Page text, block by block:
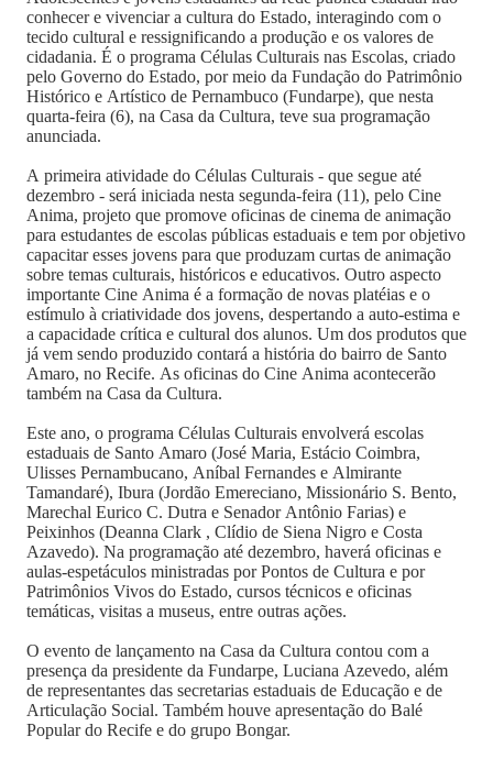
conhecer e vivenciar a cultura do Estado, interagindo com o
tecido cultural e ressignificando a produção e os valores de
cidadania. É o programa Células Culturais nas Escolas, criado
pelo Governo do Estado, por meio da Fundação do Patrimônio
Histórico e Artístico de Pernambuco (Fundarpe), que nesta
quarta-feira (6), na Casa da Cultura, teve sua programação
anunciada.
A primeira atividade do Células Culturais - que segue até
dezembro - será iniciada nesta segunda-feira (11), pelo Cine
Anima, projeto que promove oficinas de cinema de animação
para estudantes de escolas públicas estaduais e tem por objetivo
capacitar esses jovens para que produzam curtas de animação
sobre temas culturais, históricos e educativos. Outro aspecto
importante Cine Anima é a formação de novas platéias e o
estímulo à criatividade dos jovens, despertando a auto-estima e
a capacidade crítica e cultural dos alunos. Um dos produtos que
já vem sendo produzido contará a história do bairro de Santo
Amaro, no Recife. As oficinas do Cine Anima acontecerão
também na Casa da Cultura.
Este ano, o programa Células Culturais envolverá escolas
estaduais de Santo Amaro (José Maria, Estácio Coimbra,
Ulisses Pernambucano, Aníbal Fernandes e Almirante
Tamandaré), Ibura (Jordão Emereciano, Missionário S. Bento,
Marechal Eurico C. Dutra e Senador Antônio Farias) e
Peixinhos (Deanna Clark , Clídio de Siena Nigro e Costa
Azavedo). Na programação até dezembro, haverá oficinas e
aulas-espetáculos ministradas por Pontos de Cultura e por
Patrimônios Vivos do Estado, cursos técnicos e oficinas
temáticas, visitas a museus, entre outras ações.
O evento de lançamento na Casa da Cultura contou com a
presença da presidente da Fundarpe, Luciana Azevedo, além
de representantes das secretarias estaduais de Educação e de
Articulação Social. Também houve apresentação do Balé
Popular do Recife e do grupo Bongar.